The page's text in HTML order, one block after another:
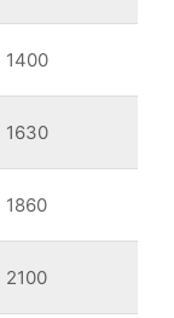
1400
1630
1860
2100